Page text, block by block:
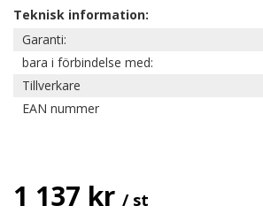
Teknisk information:
Garanti:
bara i förbindelse med:
Tillverkare
EAN nummer
1 137 kr / st